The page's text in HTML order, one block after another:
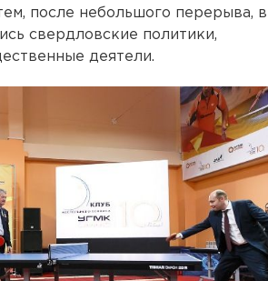
после небольшого перерыва, в
свердловские политики,
деятели.